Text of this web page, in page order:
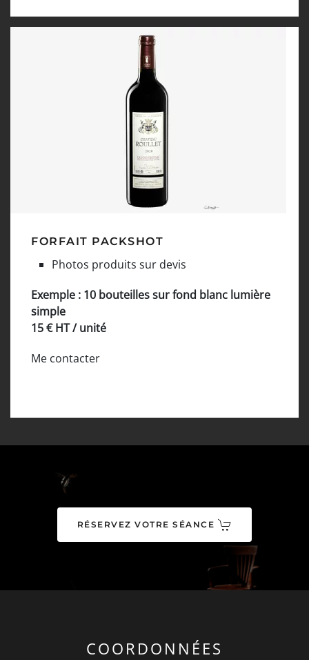
FORFAIT PACKSHOT
Photos produits sur devis
Exemple : 10 bouteilles sur fond blanc lumière
simple
15 € HT / unité
Me contacter
RÉSERVEZ VOTRE SÉANCE
COORDONNÉES